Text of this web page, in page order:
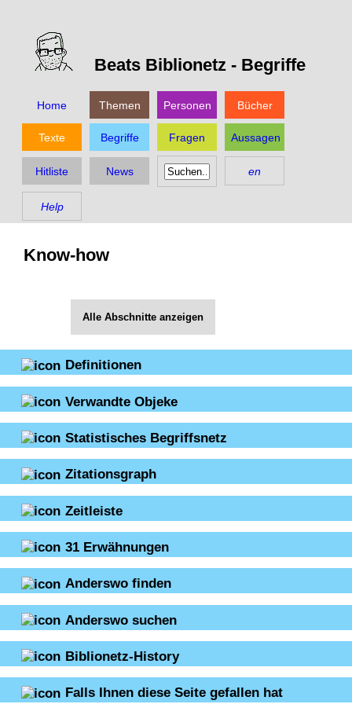
Beats Biblionetz - Begriffe
Home Themen Personen Bücher
Texte Begriffe Fragen Aussagen
Hitliste News en
Help
Know-how
Alle Abschnitte anzeigen
Definitionen
Verwandte Objeke
Statistisches Begriffsnetz
Zitationsgraph
Zeitleiste
31 Erwähnungen
Anderswo finden
Anderswo suchen
Biblionetz-History
Falls Ihnen diese Seite gefallen hat